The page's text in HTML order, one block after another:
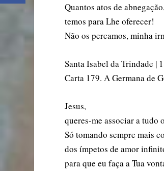
Quantos atos de
temos para Lhe oferecer!
Não os percamos, minha
Santa Isabel da Trindade |
Carta 179. A Germana de
Jesus,
queres-me associar a tudo
Só tomando sempre mais
dos ímpetos de amor
para que eu faça a Tua